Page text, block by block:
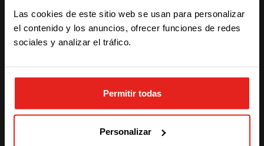
Las cookies de este sitio web se usan para personalizar
el contenido y los anuncios, ofrecer funciones de redes
sociales y analizar el tráfico.
Permitir todas
Personalizar
DESCUBRE TUS OPCIONES
¿PCS o PCK?
one of the options
SOLUTIONS (NORTH AMERICA)